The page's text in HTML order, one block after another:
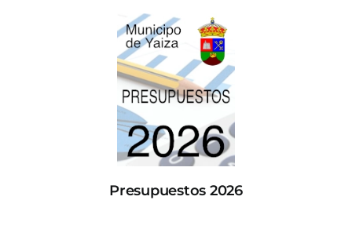
Presupuestos 2026